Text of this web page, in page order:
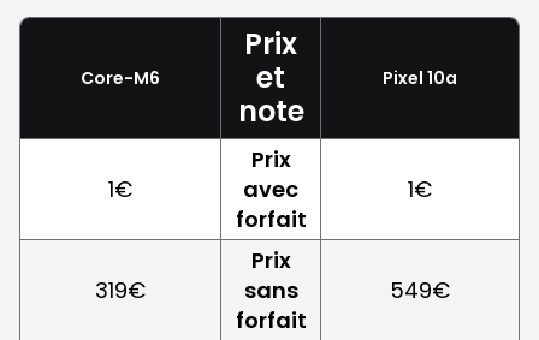
Core-M6
Prix
et
note
Pixel 10a
1€
Prix
avec
forfait
1€
319€
Prix
sans
forfait
549€